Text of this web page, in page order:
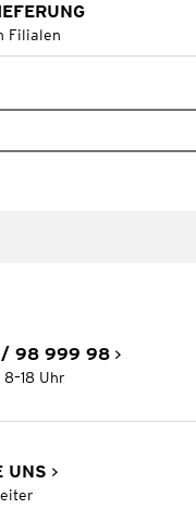
Filialen
98 999 98
Uhr
UNS